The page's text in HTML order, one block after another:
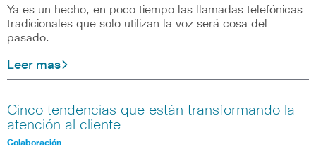
Ya es un hecho, en poco tiempo las llamadas telefónicas
tradicionales que solo utilizan la voz será cosa del
pasado.
Leer mas
Cinco tendencias que están transformando la
atención al cliente
Colaboración